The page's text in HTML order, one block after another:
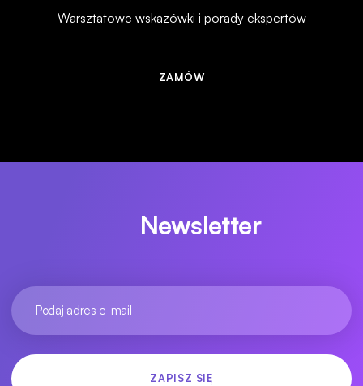
Warsztatowe wskazówki i porady ekspertów
ZAMÓW
Newsletter